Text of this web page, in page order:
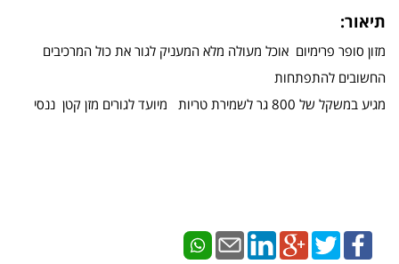
תיאור:
מזון סופר פרימיום אוכל מעולה מלא המעניק לגור את כול המרכיבים
החשובים להתפתחות
מגיע במשקל של 800 גר לשמירת טריות מיועד לגורים מזן קטן ננסי